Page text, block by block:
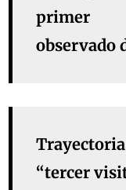
primer
observado
“tercer